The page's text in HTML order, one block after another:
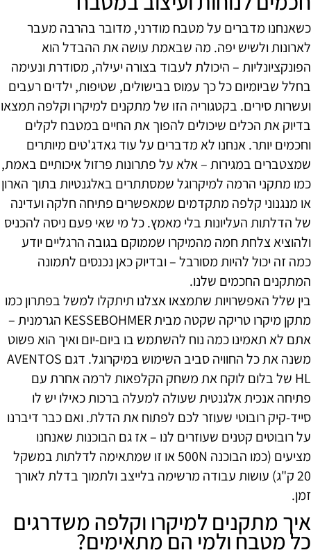
כשאנחנו מדברים על מטבח מודרני, מדובר בהרבה מעבר
לארונות ולשיש יפה. מה שבאמת עושה את ההבדל הוא
הפונקציונליות – היכולת לעבוד בצורה יעילה, מסודרת ונעימה
בחלל שביומיום כל כך עמוס בבישולים, שטיפות, ילדים רעבים
ועשרות סירים. בקטגוריה הזו של מתקנים למיקרו וקלפה תמצאו
בדיוק את הכלים שיכולים להפוך את החיים במטבח לקלים
וחכמים יותר. אנחנו לא מדברים על עוד גאדג'טים מיותרים
שמצטברים במגירות – אלא על פתרונות פרזול איכותיים באמת,
כמו מתקני הרמה למיקרוגל שמסתתרים באלגנטיות בתוך הארון
או מנגנוני קלפה מתקדמים שמאפשרים פתיחה חלקה ועדינה
של הדלתות העליונות בלי מאמץ. כל מי שאי פעם ניסה להכניס
ולהוציא צלחת חמה מהמיקרו שממוקם בגובה הרגליים יודע
כמה זה יכול להיות מסורבל – ובדיוק כאן נכנסים לתמונה
המתקנים החכמים שלנו.
בין שלל האפשרויות שתמצאו אצלנו תיתקלו למשל בפתרון כמו
מתקן מיקרו טריקה שקטה מבית KESSEBOHMER הגרמנית –
אתם לא תאמינו כמה נוח להשתמש בו ביום-יום ואיך הוא פשוט
משנה את כל החוויה סביב השימוש במיקרוגל. דגם AVENTOS
HL של בלום לוקח את משחק הקלפאות לרמה אחרת עם
פתיחה אנכית אלגנטית שעולה למעלה ברכות כאילו יש לו
סייד-קיק רובוטי שעוזר לכם לפתוח את הדלת. ואם כבר דיברנו
על רובוטים קטנים שעוזרים לנו – אז גם הבוכנות שאנחנו
מציעים (כמו הבוכנה 500N או זו שמתאימה לדלתות במשקל
20 ק"ג) עושות עבודה מרשימה בלייצב ולתמוך בדלת לאורך
זמן.
איך מתקנים למיקרו וקלפה משדרגים
כל מטבח ולמי הם מתאימים?